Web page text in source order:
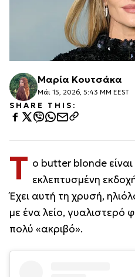
Μαρία Κουτσάκα
Μάι 15, 2026, 5:43 ΜΜ EEST
SHARE THIS:
Τ ο butter blonde
εκλεπτυσμένη
Έχει αυτή τη χρυσή,
με ένα λείο, γυαλιστερό
πολύ «ακριβό».